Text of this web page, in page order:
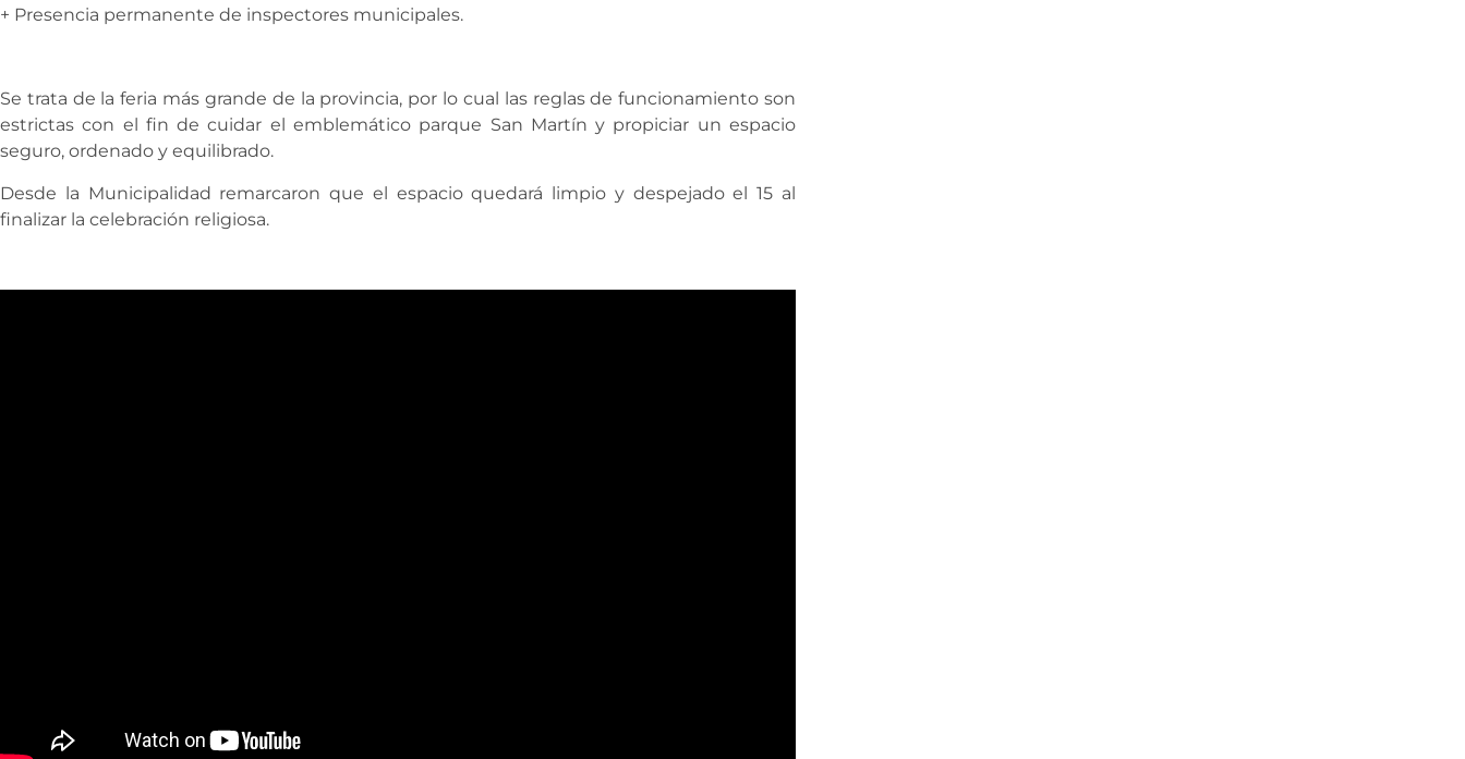
+ Presencia permanente de inspectores municipales.
Se trata de la feria más grande de la provincia, por lo cual las reglas de funcionamiento son
estrictas con el fin de cuidar el emblemático parque San Martín y propiciar un espacio
seguro, ordenado y equilibrado.
Desde la Municipalidad remarcaron que el espacio quedará limpio y despejado el 15 al
finalizar la celebración religiosa.